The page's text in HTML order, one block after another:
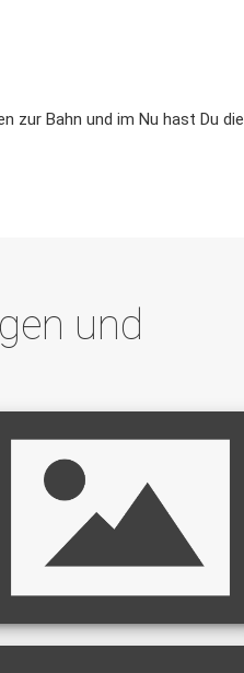
zur Bahn und im Nu hast Du die
und